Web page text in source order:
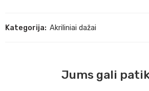
Kategorija: Akriliniai dažai
Jums gali